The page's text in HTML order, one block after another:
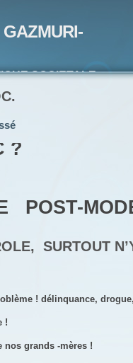
SOCIETALE-
?
POST-
SURTOUT
! délinquance,
!
nos grands -mères !